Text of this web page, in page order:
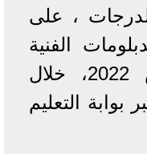
، على
الفنية
بالاسم ورقم الجلوس 2022، خلال
بوابة التعليم